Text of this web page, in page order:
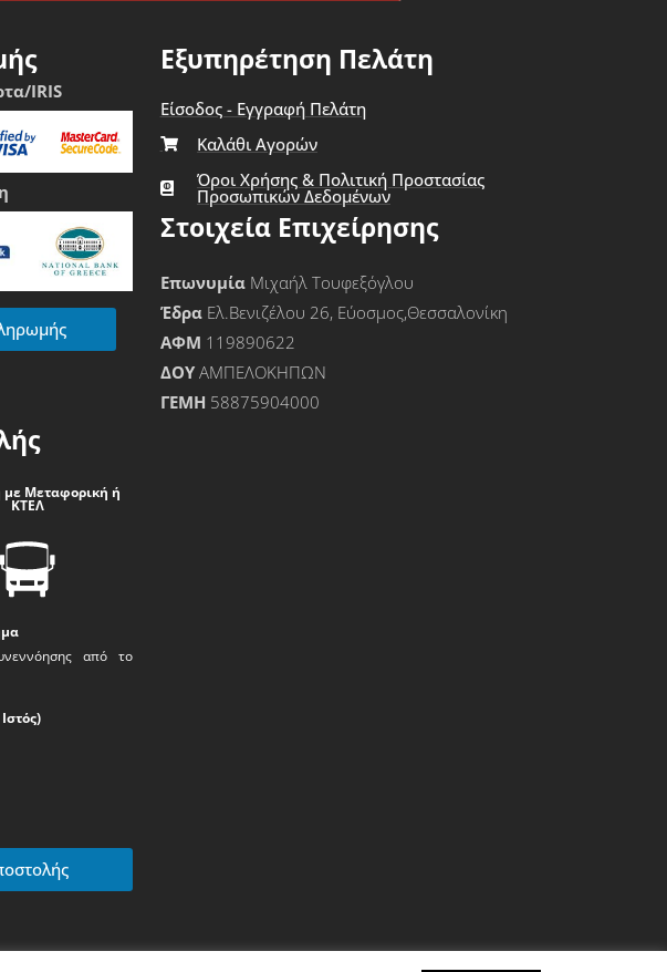
IRIS
με Μεταφορική ή
ΚΤΕΛ
από το
Εξυπηρέτηση Πελάτη
Είσοδος - Εγγραφή Πελάτη
Καλάθι Αγορών
Όροι Χρήσης & Πολιτική Προστασίας
Προσωπικών Δεδομένων
Στοιχεία Επιχείρησης
Επωνυμία Μιχαήλ Τουφεξόγλου
Έδρα Ελ.Βενιζέλου 26, Εύοσμος,Θεσσαλονίκη
ΑΦΜ 119890622
ΔΟΥΑΜΠΕΛΟΚΗΠΩΝ
ΓΕΜΗ 58875904000